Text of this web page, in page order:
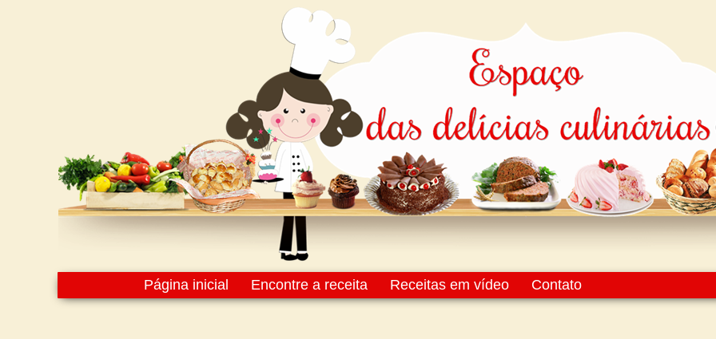
Página inicial Encontre a receita Receitas em vídeo Contato